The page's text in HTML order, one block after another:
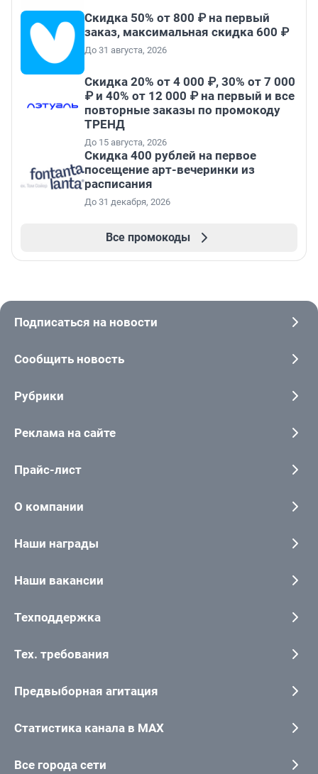
Скидка 50% от 800 ₽ на первый
заказ, максимальная скидка 600 ₽
До 31 августа, 2026
Скидка 20% от 4 000 ₽, 30% от 7 000
₽ и 40% от 12 000 ₽ на первый и все
повторные заказы по промокоду
ТРЕНД
До 15 августа, 2026
Cкидка 400 рублей на первое
посещение арт-вечеринки из
расписания
До 31 декабря, 2026
Все промокоды
Подписаться на новости
Сообщить новость
Рубрики
Реклама на сайте
Прайс-лист
О компании
Наши награды
Наши вакансии
Техподдержка
Тех. требования
Предвыборная агитация
Статистика канала в MAX
Все города сети